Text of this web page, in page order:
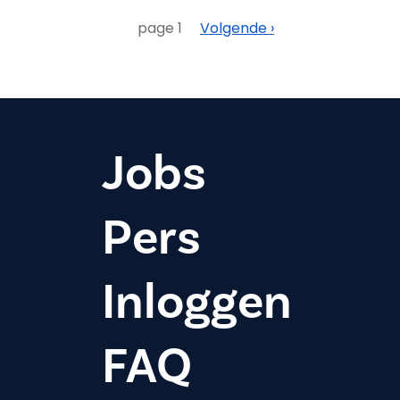
Paginering
page 1 Volgende
Volgende ›
Jobs
Pers
Inloggen
FAQ